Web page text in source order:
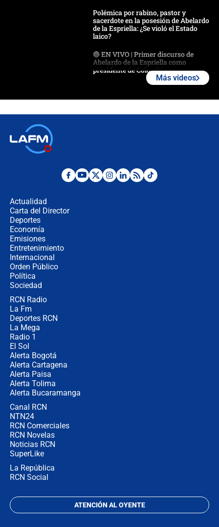
Polémica por rabino, pastor y
sacerdote en la posesión de Abelardo
de la Espriella: ¿Se violó el Estado
laico?
🔴 EN VIVO | Primer discurso de
Abelardo de la Espriella como
presidente de Colombia
Desde dermatitis hasta infecciones:
Más videos
Actualidad
Carta del Director
Deportes
Economía
Emisiones
Entretenimiento
Internacional
Orden Público
Política
Sociedad
RCN Radio
La Fm
Deportes RCN
La Mega
Radio 1
El Sol
Alerta Bogotá
Alerta Cartagena
Alerta Paisa
Alerta Tolima
Alerta Bucaramanga
Canal RCN
NTN24
RCN Comerciales
RCN Novelas
Noticias RCN
SuperLike
La República
RCN Social
ATENCIÓN AL OYENTE